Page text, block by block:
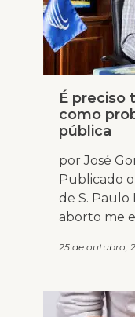
É preciso
como
pública
por José
Publicado
de S. Paulo
aborto me
25 de outubro,